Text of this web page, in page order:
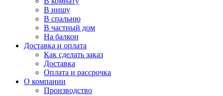
В нишу
В спальню
В частный дом
На балкон
Доставка и оплата
Как сделать заказ
Доставка
Оплата и рассрочка
О компании
Производство